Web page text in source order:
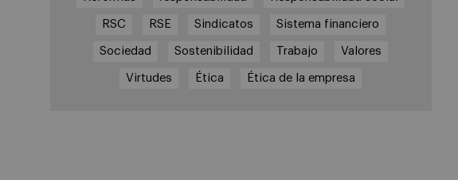
RSC RSE Sindicatos Sistema financiero
Sociedad Sostenibilidad Trabajo Valores
Virtudes Ética Ética de la empresa